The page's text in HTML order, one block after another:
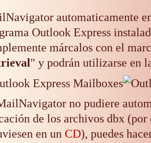
automaticamente
Outlook Express
márcalos con el
" y podrán utilizarse en
no pudiere
de los archivos dbx (por
en un CD), puedes